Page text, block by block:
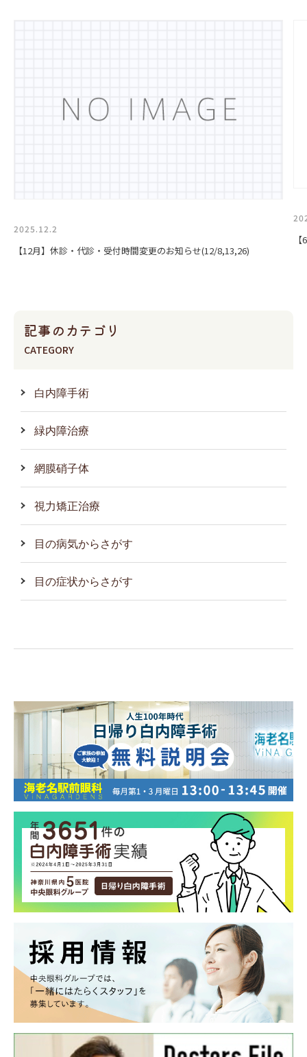
2025.12.2
【12月】休診・代診・受付時間変更のお知らせ(12/8,13,26)
記事のカテゴリ
CATEGORY
白内障手術
緑内障治療
網膜硝子体
視力矯正治療
目の病気からさがす
目の症状からさがす